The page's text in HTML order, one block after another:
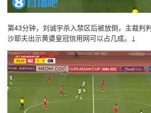
第43分钟，刘诚宇杀入禁区后被放倒，主裁判
沙耶夫出示黄婆皇冠信用网可以占几成。↓